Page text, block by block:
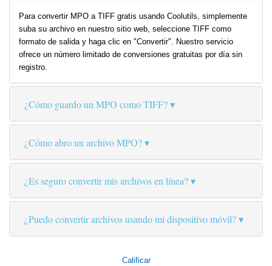
Para convertir MPO a TIFF gratis usando Coolutils, simplemente
suba su archivo en nuestro sitio web, seleccione TIFF como
formato de salida y haga clic en "Convertir". Nuestro servicio
ofrece un número limitado de conversiones gratuitas por día sin
registro.
¿Cómo guardo un MPO como TIFF?
¿Cómo abro un archivo MPO?
¿Es seguro convertir mis archivos en línea?
¿Puedo convertir archivos usando mi dispositivo móvil?
Calificar